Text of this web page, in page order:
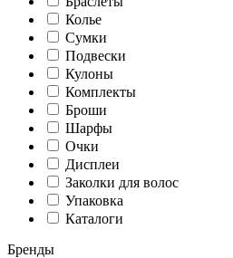
Колье
Сумки
Подвески
Кулоны
Комплекты
Броши
Шарфы
Очки
Дисплеи
Заколки для волос
Упаковка
Каталоги
Бренды